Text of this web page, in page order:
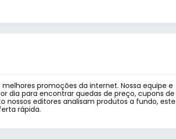
promoções da internet. Nossa equipe e
dia para encontrar quedas de preço, cupons de
nossos editores analisam produtos a fundo, este
rápida.